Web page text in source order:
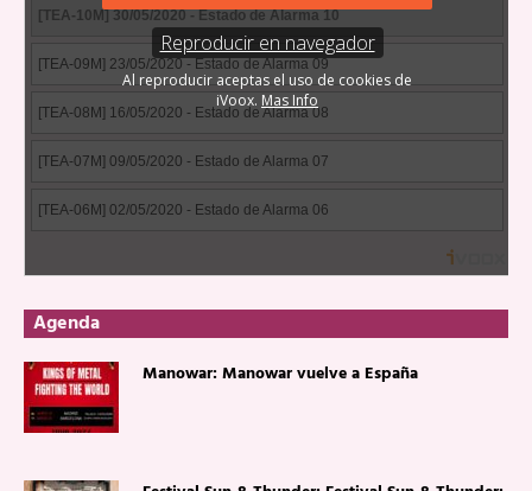
Agenda
Manowar: Manowar vuelve a España